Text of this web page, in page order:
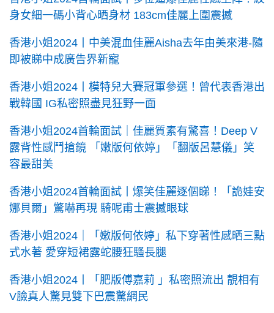
身女細一碼小背心晒身材 183cm佳麗上圍震撼
香港小姐2024丨中美混血佳麗Aisha去年由美來港-隨
即被睇中成廣告界新寵
香港小姐2024丨模特兒大賽冠軍參選！曾代表香港出
戰韓國 IG私密照盡見狂野一面
香港小姐2024首輪面試｜佳麗質素有驚喜！Deep V
露背性感鬥搶鏡 「嫩版何依婷」「翻版呂慧儀」笑
容最甜美
香港小姐2024首輪面試丨爆笑佳麗逐個睇！「詭娃安
娜貝爾」驚嚇再現 騎呢甫士震撼眼球
香港小姐2024｜「嫩版何依婷」私下穿著性感晒三點
式水著 愛穿短裙露蛇腰狂騷長腿
香港小姐2024丨「肥版傅嘉莉 」私密照流出 靚相有
V臉真人驚見雙下巴震驚網民